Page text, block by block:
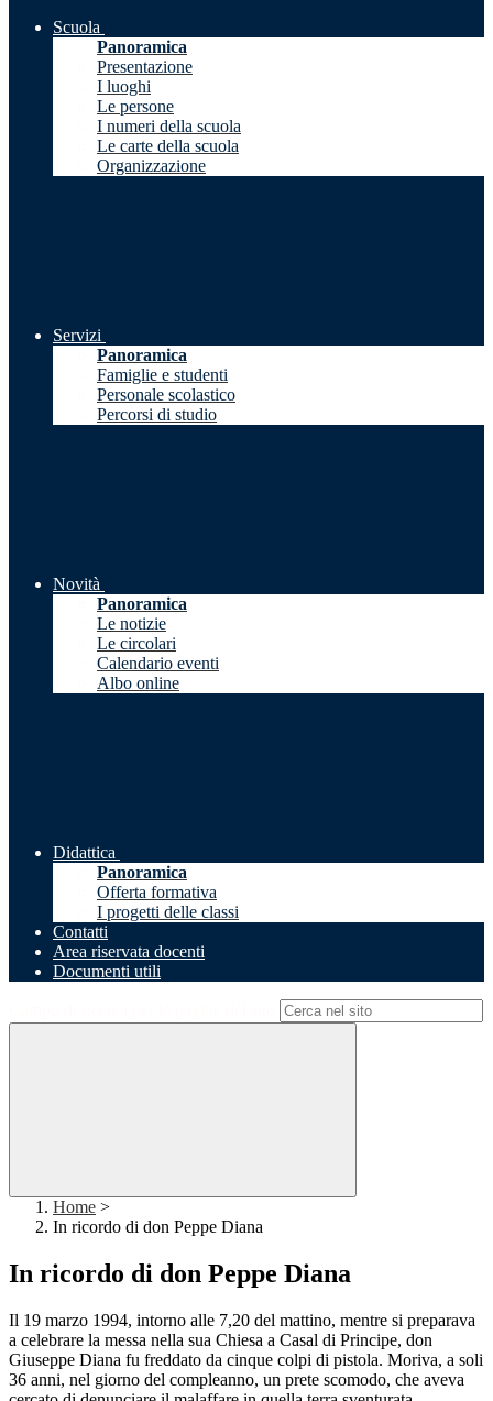
Scuola
Panoramica
Presentazione
I luoghi
Le persone
I numeri della scuola
Le carte della scuola
Organizzazione
Servizi
Panoramica
Famiglie e studenti
Personale scolastico
Percorsi di studio
Novità
Panoramica
Le notizie
Le circolari
Calendario eventi
Albo online
Didattica
Panoramica
Offerta formativa
I progetti delle classi
Contatti
Area riservata docenti
Documenti utili
Home >
In ricordo di don Peppe Diana
In ricordo di don Peppe Diana
Il 19 marzo 1994, intorno alle 7,20 del mattino, mentre si preparava
a celebrare la messa nella sua Chiesa a Casal di Principe, don
Giuseppe Diana fu freddato da cinque colpi di pistola. Moriva, a soli
36 anni, nel giorno del compleanno, un prete scomodo, che aveva